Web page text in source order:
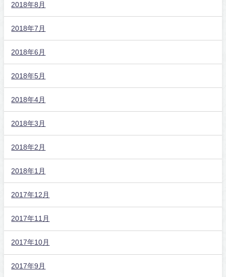
2018年8月
2018年7月
2018年6月
2018年5月
2018年4月
2018年3月
2018年2月
2018年1月
2017年12月
2017年11月
2017年10月
2017年9月